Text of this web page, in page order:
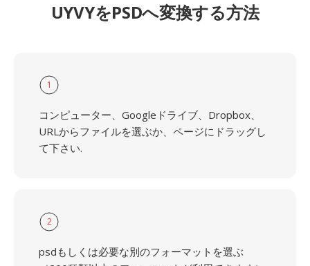
UYVYをPSDへ変換する方法
1
コンピューター、Googleドライブ、Dropbox、
URLからファイルを選ぶか、ページにドラッグし
て下さい.
2
psdもしくは必要な別のフォーマットを選ぶ